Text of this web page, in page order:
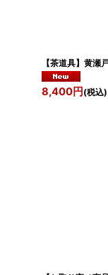
【茶道具
8,400円 (税込)